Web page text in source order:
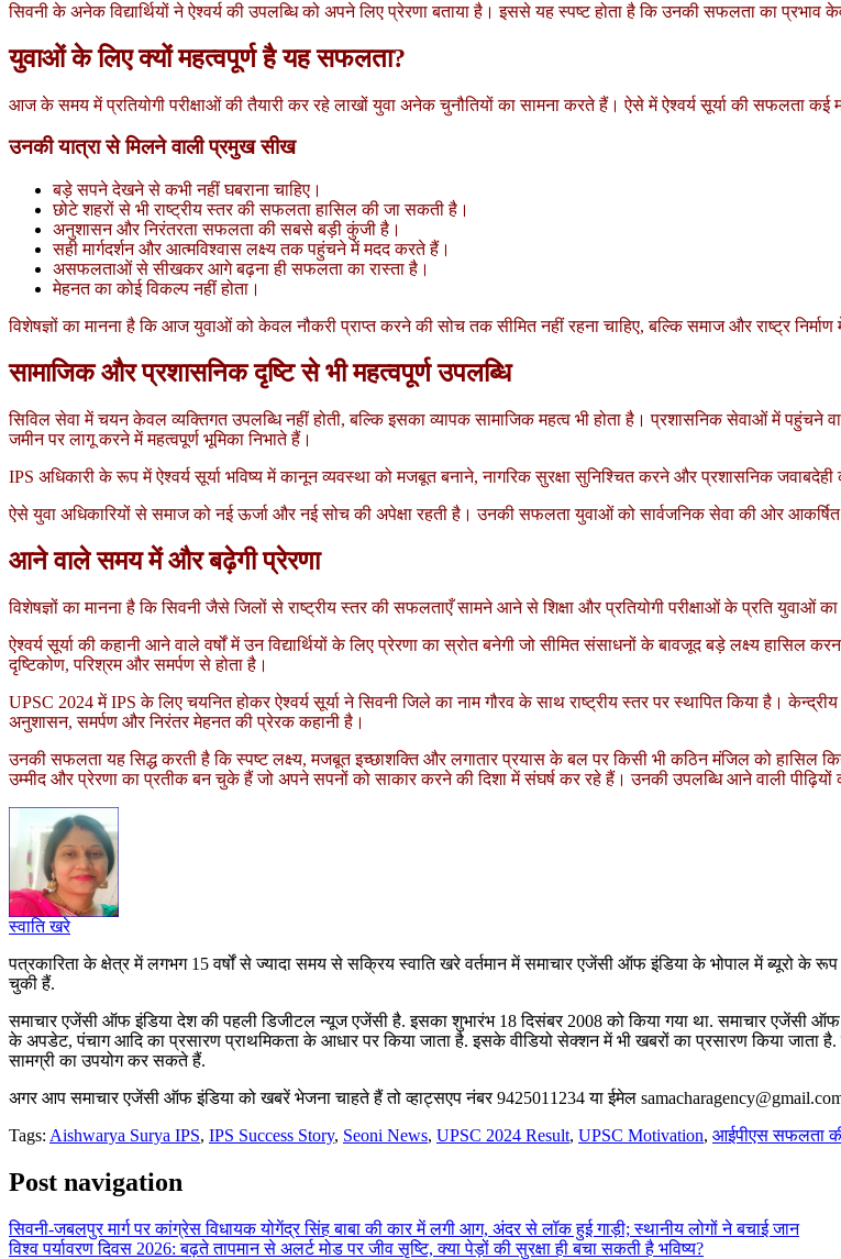
सिवनी के अनेक विद्यार्थियों ने ऐश्वर्य की उपलब्धि को अपने लिए प्रेरणा बताया है। इससे यह स्पष्ट होता है कि उनकी सफलता का
युवाओं के लिए क्यों महत्वपूर्ण है यह सफलता?
आज के समय में प्रतियोगी परीक्षाओं की तैयारी कर रहे लाखों युवा अनेक चुनौतियों का सामना करते हैं। ऐसे में ऐश्वर्य सूर्या की सफलता कई
उनकी यात्रा से मिलने वाली प्रमुख सीख
बड़े सपने देखने से कभी नहीं घबराना चाहिए।
छोटे शहरों से भी राष्ट्रीय स्तर की सफलता हासिल की जा सकती है।
अनुशासन और निरंतरता सफलता की सबसे बड़ी कुंजी है।
सही मार्गदर्शन और आत्मविश्वास लक्ष्य तक पहुंचने में मदद करते हैं।
असफलताओं से सीखकर आगे बढ़ना ही सफलता का रास्ता है।
मेहनत का कोई विकल्प नहीं होता।
विशेषज्ञों का मानना है कि आज युवाओं को केवल नौकरी प्राप्त करने की सोच तक सीमित नहीं रहना चाहिए, बल्कि समाज और राष्ट्र
सामाजिक और प्रशासनिक दृष्टि से भी महत्वपूर्ण उपलब्धि
सिविल सेवा में चयन केवल व्यक्तिगत उपलब्धि नहीं होती, बल्कि इसका व्यापक सामाजिक महत्व भी होता है। प्रशासनिक सेवाओं में
जमीन पर लागू करने में महत्वपूर्ण भूमिका निभाते हैं।
IPS अधिकारी के रूप में ऐश्वर्य सूर्या भविष्य में कानून व्यवस्था को मजबूत बनाने, नागरिक सुरक्षा सुनिश्चित करने और प्रशासनिक जवाबदेही
ऐसे युवा अधिकारियों से समाज को नई ऊर्जा और नई सोच की अपेक्षा रहती है। उनकी सफलता युवाओं को सार्वजनिक सेवा की ओर
आने वाले समय में और बढ़ेगी प्रेरणा
विशेषज्ञों का मानना है कि सिवनी जैसे जिलों से राष्ट्रीय स्तर की सफलताएँ सामने आने से शिक्षा और प्रतियोगी परीक्षाओं के प्रति युवाओं
ऐश्वर्य सूर्या की कहानी आने वाले वर्षों में उन विद्यार्थियों के लिए प्रेरणा का स्रोत बनेगी जो सीमित संसाधनों के बावजूद बड़े लक्ष्य
दृष्टिकोण, परिश्रम और समर्पण से होता है।
UPSC 2024 में IPS के लिए चयनित होकर ऐश्वर्य सूर्या ने सिवनी जिले का नाम गौरव के साथ राष्ट्रीय स्तर पर स्थापित किया है।
अनुशासन, समर्पण और निरंतर मेहनत की प्रेरक कहानी है।
उनकी सफलता यह सिद्ध करती है कि स्पष्ट लक्ष्य, मजबूत इच्छाशक्ति और लगातार प्रयास के बल पर किसी भी कठिन मंजिल को हासिल
उम्मीद और प्रेरणा का प्रतीक बन चुके हैं जो अपने सपनों को साकार करने की दिशा में संघर्ष कर रहे हैं। उनकी उपलब्धि आने वाली
स्वाति खरे
पत्रकारिता के क्षेत्र में लगभग 15 वर्षों से ज्यादा समय से सक्रिय स्वाति खरे वर्तमान में समाचार एजेंसी ऑफ इंडिया के भोपाल में ब्यूरो के
चुकी हैं.
समाचार एजेंसी ऑफ इंडिया देश की पहली डिजीटल न्यूज एजेंसी है. इसका शुभारंभ 18 दिसंबर 2008 को किया गया था. समाचार एजेंसी ऑफ
के अपडेट, पंचाग आदि का प्रसारण प्राथमिकता के आधार पर किया जाता है. इसके वीडियो सेक्शन में भी खबरों का प्रसारण किया जाता
सामग्री का उपयोग कर सकते हैं.
अगर आप समाचार एजेंसी ऑफ इंडिया को खबरें भेजना चाहते हैं तो व्हाट्सएप नंबर 9425011234 या ईमेल
Tags: Aishwarya Surya IPS, IPS Success Story, Seoni News, UPSC 2024 Result, UPSC Motivation, आईपीएस सफलता
Post navigation
सिवनी-जबलपुर मार्ग पर कांग्रेस विधायक योगेंद्र सिंह बाबा की कार में लगी आग, अंदर से लॉक हुई गाड़ी; स्थानीय लोगों ने बचाई जान
विश्व पर्यावरण दिवस 2026: बढ़ते तापमान से अलर्ट मोड पर जीव सृष्टि, क्या पेड़ों की सुरक्षा ही बचा सकती है भविष्य?